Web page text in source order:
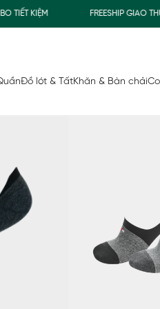
KIỆM FREESHIP GIAO
Đồ lót & TấtKhăn & Bàn chải